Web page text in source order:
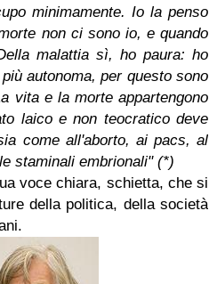
minimamente. Io la penso
non ci sono io, e quando
malattia sì, ho paura: ho
autonoma, per questo sono
vita e la morte appartengono
laico e non teocratico deve
come all'aborto, ai pacs, al
staminali embrionali" (*)
voce chiara, schietta, che si
della politica, della società